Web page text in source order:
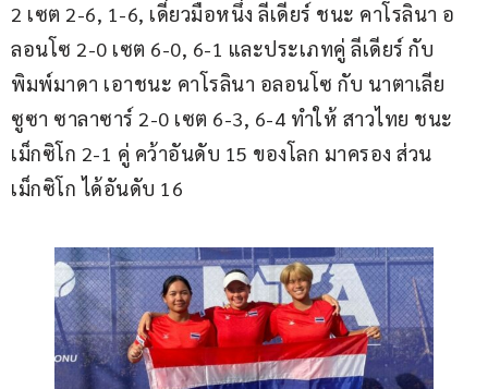
2 เซต 2-6, 1-6, เดี่ยวมือหนึ่ง ลีเดียร์ ชนะ คาโรลินา อ
ลอนโซ 2-0 เซต 6-0, 6-1 และประเภทคู่ ลีเดียร์ กับ
พิมพ์มาดา เอาชนะ คาโรลินา อลอนโซ กับ นาตาเลีย
ซูซา ซาลาซาร์ 2-0 เซต 6-3, 6-4 ทำให้ สาวไทย ชนะ
เม็กซิโก 2-1 คู่ คว้าอันดับ 15 ของโลก มาครอง ส่วน
เม็กซิโก ได้อันดับ 16